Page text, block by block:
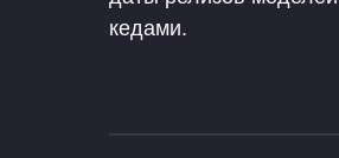
кедами.